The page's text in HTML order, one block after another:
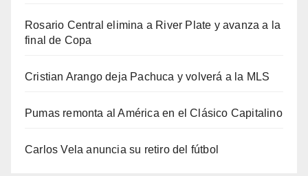
Rosario Central elimina a River Plate y avanza a la
final de Copa
Cristian Arango deja Pachuca y volverá a la MLS
Pumas remonta al América en el Clásico Capitalino
Carlos Vela anuncia su retiro del fútbol